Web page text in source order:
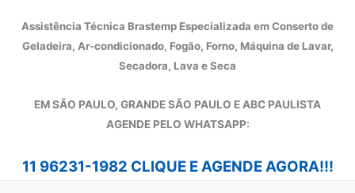
Assistência Técnica Brastemp Especializada em Conserto de
Geladeira, Ar-condicionado, Fogão, Forno, Máquina de Lavar,
Secadora, Lava e Seca
EM SÃO PAULO, GRANDE SÃO PAULO E ABC PAULISTA
AGENDE PELO WHATSAPP:
11 96231-1982 CLIQUE E AGENDE AGORA!!!